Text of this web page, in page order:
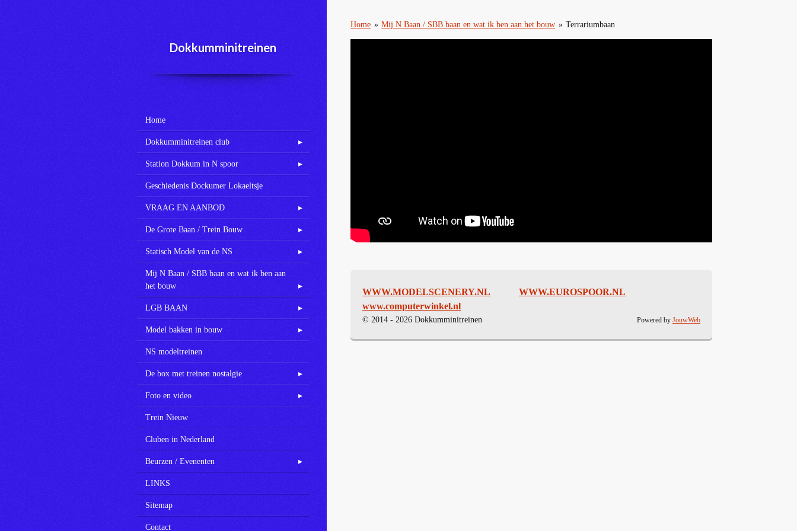
Home » Mij N Baan / SBB baan en wat ik ben aan het bouw » Terrariumbaan
WWW.MODELSCENERY.NL
WWW.EUROSPOOR.NL
www.computerwinkel.nl
© 2014 - 2026 Dokkumminitreinen Powered byJouwWeb
Dokkumminitreinen
Home
Dokkumminitreinen club
Station Dokkum in N spoor
Geschiedenis Dockumer Lokaeltsje
VRAAG EN AANBOD
De Grote Baan / Trein Bouw
Statisch Model van de NS
Mij N Baan / SBB baan en wat ik ben aan
het bouw
LGB BAAN
Model bakken in bouw
NS modeltreinen
De box met treinen nostalgie
Foto en video
Trein Nieuw
Cluben in Nederland
Beurzen / Evenenten
LINKS
Sitemap
Contact